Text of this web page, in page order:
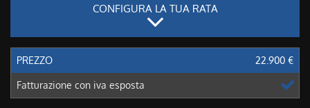
CONFIGURA LA TUA RATA
PREZZO 22.900 €
Fatturazione con iva esposta